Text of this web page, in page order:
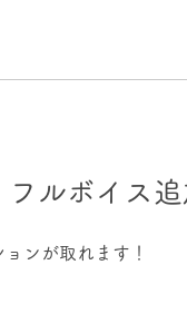
ルボイス
ンが取れます！